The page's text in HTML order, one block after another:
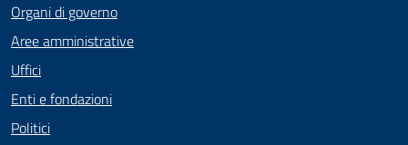
Organi di governo
Aree amministrative
Uffici
Enti e fondazioni
Politici